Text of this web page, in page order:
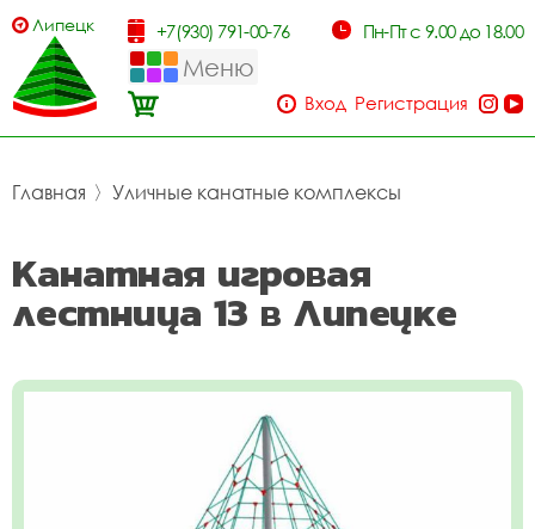
Липецк +7(930) 791-00-76 Пн-Пт с 9.00 до 18.00
Меню
Вход Регистрация
Главная 〉 Уличные канатные комплексы
Канатная игровая
лестница 13 в Липецке